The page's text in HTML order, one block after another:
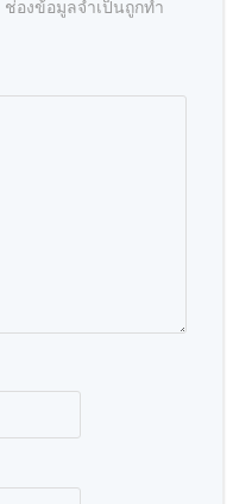
ช่องข้อมูลจำเป็นถูกทำ